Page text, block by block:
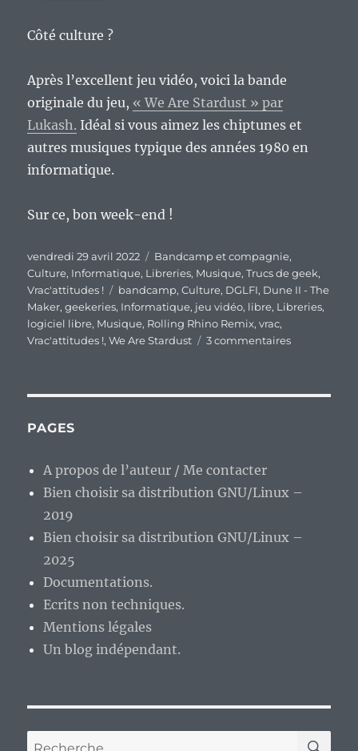
Côté culture ?
Après l’excellent jeu vidéo, voici la bande
originale du jeu, « We Are Stardust » par
Lukash. Idéal si vous aimez les chiptunes et
autres musiques typique des années 1980 en
informatique.
Sur ce, bon week-end !
Publié
le
vendredi 29 avril 2022 Catégories
Bandcamp et compagnie,
Culture, Informatique, Libreries, Musique,Trucs de geek,
Vrac'attitudes !
Étiquettes
bandcamp,Culture, DGLFI, Dune II - The
Maker,geekeries, Informatique, jeu vidéo, libre, Libreries,
logiciel libre, Musique, Rolling Rhino Remix,vrac,
Vrac'attitudes !,We Are Stardust 3 commentairessur
PAGES
A propos de l’auteur / Me contacter
Bien choisir sa distribution GNU/Linux –
2019
Bien choisir sa distribution GNU/Linux –
2025
Documentations.
Ecrits non techniques.
Mentions légales
Un blog indépendant.
Recherche